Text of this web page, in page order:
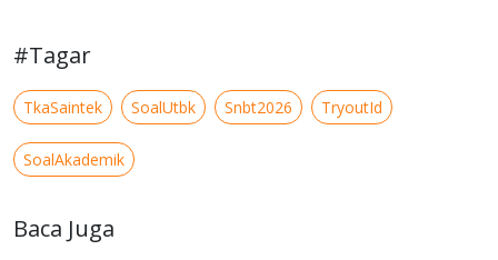
#Tagar
TkaSaintek SoalUtbk Snbt2026 TryoutId
SoalAkademik
Baca Juga